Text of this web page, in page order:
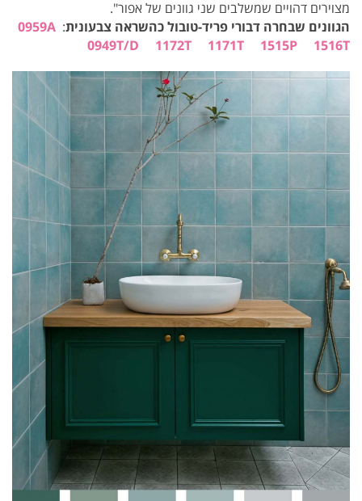
מצוירים דהויים שמשלבים שני גוונים של אפור".
הגוונים שבחרה דבורי פריד-טובול כהשראה צבעונית:
0959A
0949T/D
1172T 1171T 1515P 1516T